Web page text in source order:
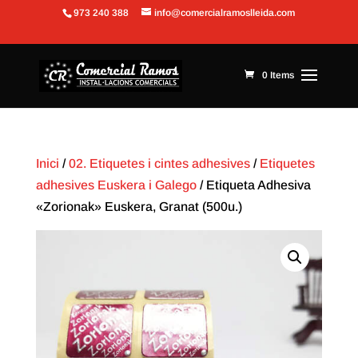
Obre la barra d'eines
973 240 388 info@comercialramoslleida.com
0 Items
Inici /02. Etiquetes i cintes adhesives/ Etiquetes
adhesives Euskera i Galego/ Etiqueta Adhesiva
«Zorionak» Euskera, Granat (500u.)